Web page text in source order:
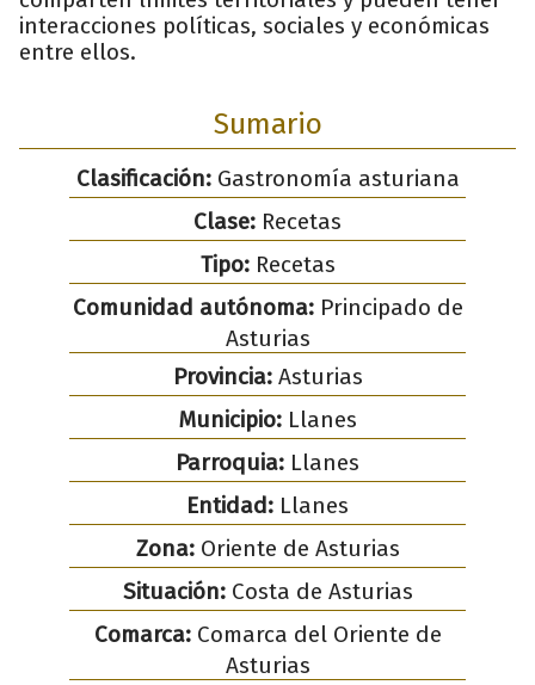
interacciones políticas, sociales y económicas
entre ellos.
Sumario
Clasificación:Gastronomía asturiana
Clase: Recetas
Tipo:Recetas
Comunidad autónoma:Principado de
Asturias
Provincia:Asturias
Municipio: Llanes
Parroquia: Llanes
Entidad: Llanes
Zona:Oriente de Asturias
Situación:Costa de Asturias
Comarca:Comarca del Oriente de
Asturias